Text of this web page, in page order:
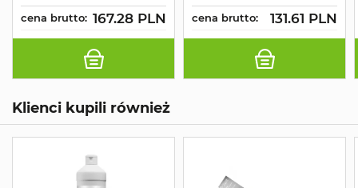
cena brutto: 167.28 PLN cena brutto: 131.61 PLN
Klienci kupili również